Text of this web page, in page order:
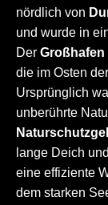
nördlich von
und wurde in
Der Großhafen
die im Osten
Ursprünglich
unberührte
lange Deich
eine effiziente
dem starken